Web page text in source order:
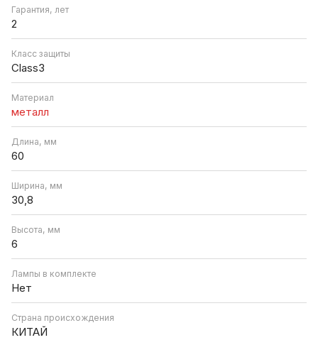
Гарантия, лет
2
Класс защиты
Class3
Материал
металл
Длина, мм
60
Ширина, мм
30,8
Высота, мм
6
Лампы в комплекте
Нет
Страна происхождения
КИТАЙ